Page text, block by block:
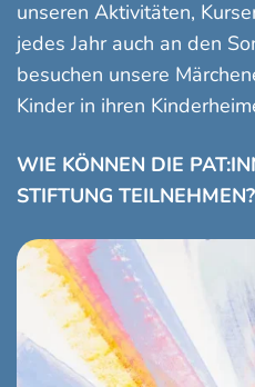
unseren Aktivitäten,
jedes Jahr auch an den
besuchen unsere
Kinder in ihren
WIE KÖNNEN DIE
STIFTUNG TEILNEHMEN?